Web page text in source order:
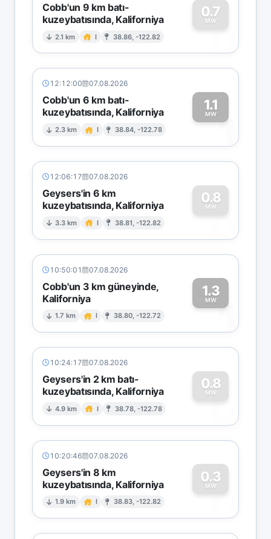
Cobb'un 9 km batı-
kuzeybatısında, Kaliforniya
2.1 km I 38.86, -122.82
0.7
MW
0
12:12:00 07.08.2026
Cobb'un 6 km batı-
kuzeybatısında, Kaliforniya
2.3 km I 38.84, -122.78
1.1
MW1
12:06:17 07.08.2026
Geysers'in 6 km
kuzeybatısında, Kaliforniya
3.3 km I 38.81, -122.82
0.8
MW
0
10:50:01 07.08.2026
Cobb'un 3 km güneyinde,
Kaliforniya
1.7 km I 38.80, -122.72
1.3
MW1
10:24:17 07.08.2026
Geysers'in 2 km batı-
kuzeybatısında, Kaliforniya
4.9 km I 38.78, -122.78
0.8
MW
0
10:20:46 07.08.2026
Geysers'in 8 km
kuzeybatısında, Kaliforniya
1.9 km I 38.83, -122.82
0.3
MW
0